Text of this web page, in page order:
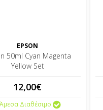
EPSON
50ml Cyan Magenta
Yellow Set
12,00€
Άμεσα Διαθέσιμο